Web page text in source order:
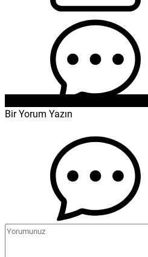
Bir Yorum Yazın